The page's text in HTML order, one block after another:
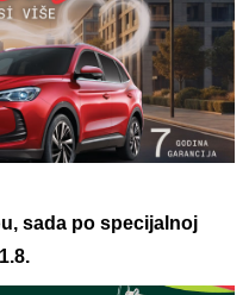
sada po specijalnoj